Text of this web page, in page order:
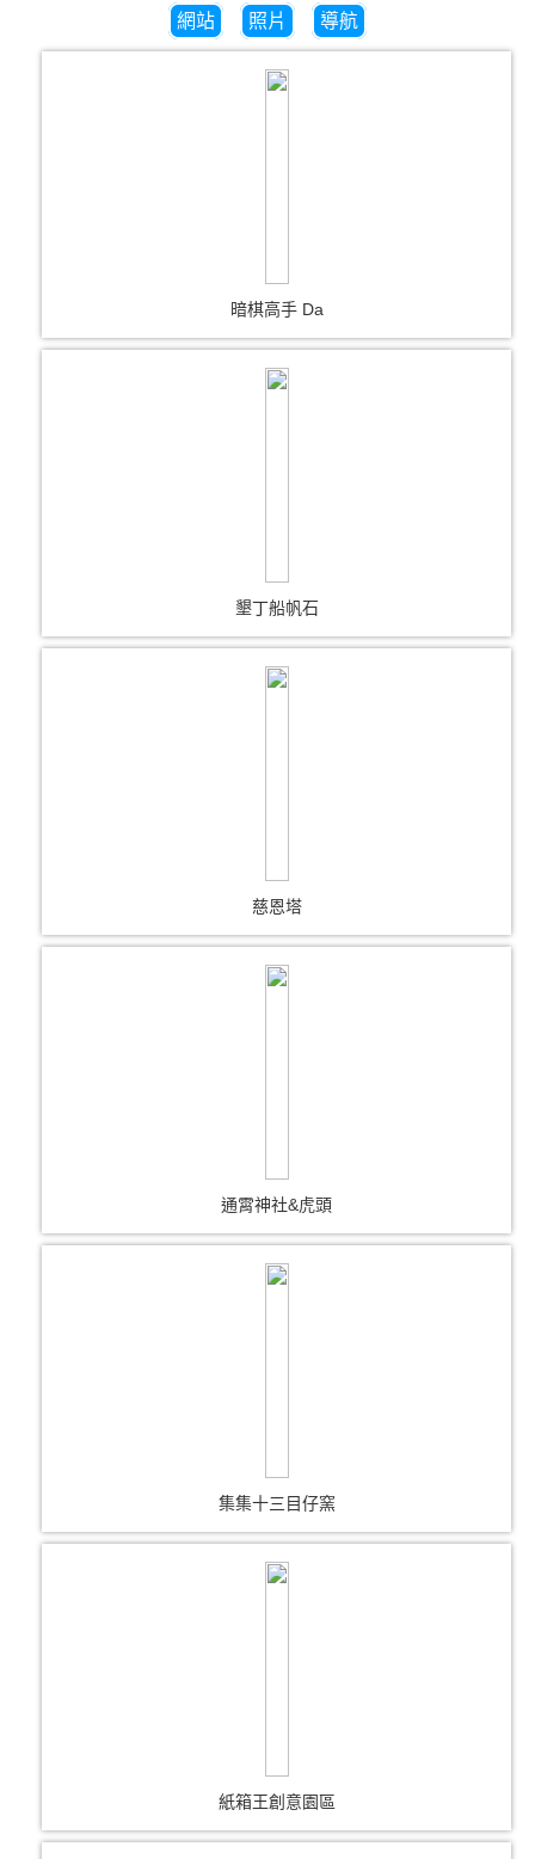
網站 照片 導航
暗棋高手 Da
墾丁船帆石
慈恩塔
通霄神社&虎頭
集集十三目仔窯
紙箱王創意園區